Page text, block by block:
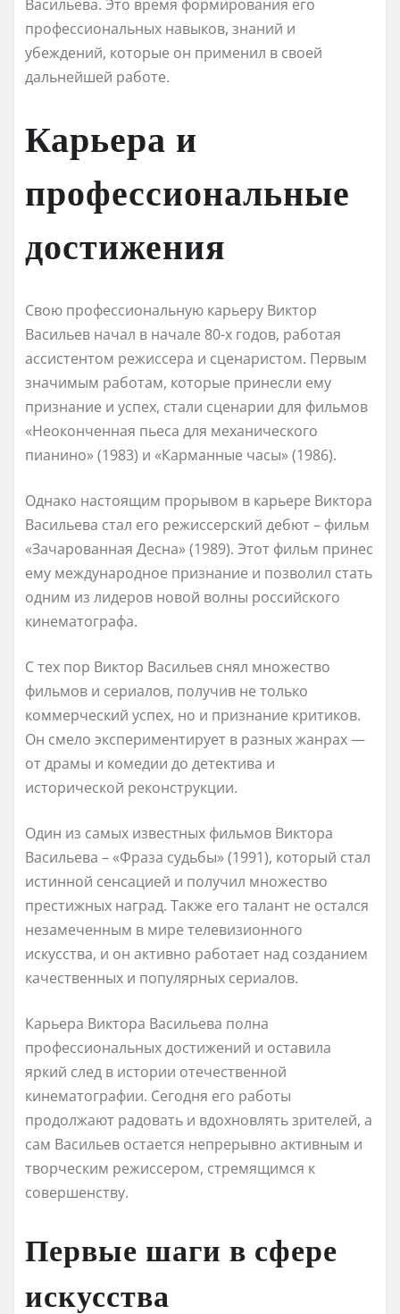
Васильева. Это время формирования его
профессиональных навыков, знаний и
убеждений, которые он применил в своей
дальнейшей работе.
Карьера и
профессиональные
достижения
Свою профессиональную карьеру Виктор
Васильев начал в начале 80-х годов, работая
ассистентом режиссера и сценаристом. Первым
значимым работам, которые принесли ему
признание и успех, стали сценарии для фильмов
«Неоконченная пьеса для механического
пианино» (1983) и «Карманные часы» (1986).
Однако настоящим прорывом в карьере Виктора
Васильева стал его режиссерский дебют – фильм
«Зачарованная Десна» (1989). Этот фильм принес
ему международное признание и позволил стать
одним из лидеров новой волны российского
кинематографа.
С тех пор Виктор Васильев снял множество
фильмов и сериалов, получив не только
коммерческий успех, но и признание критиков.
Он смело экспериментирует в разных жанрах —
от драмы и комедии до детектива и
исторической реконструкции.
Один из самых известных фильмов Виктора
Васильева – «Фраза судьбы» (1991), который стал
истинной сенсацией и получил множество
престижных наград. Также его талант не остался
незамеченным в мире телевизионного
искусства, и он активно работает над созданием
качественных и популярных сериалов.
Карьера Виктора Васильева полна
профессиональных достижений и оставила
яркий след в истории отечественной
кинематографии. Сегодня его работы
продолжают радовать и вдохновлять зрителей, а
сам Васильев остается непрерывно активным и
творческим режиссером, стремящимся к
совершенству.
Первые шаги в сфере
искусства